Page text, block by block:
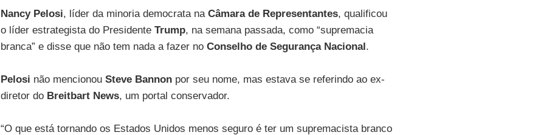
Nancy Pelosi, líder da minoria democrata na Câmara de Representantes, qualificou
o líder estrategista do Presidente Trump, na semana passada, como “supremacia
branca” e disse que não tem nada a fazer no Conselho de Segurança Nacional.
Pelosi não mencionouSteve Bannonpor seu nome, mas estava se referindo ao ex-
diretor do Breitbart News, um portal conservador.
“O que está tornando os Estados Unidos menos seguro é ter um supremacista branco